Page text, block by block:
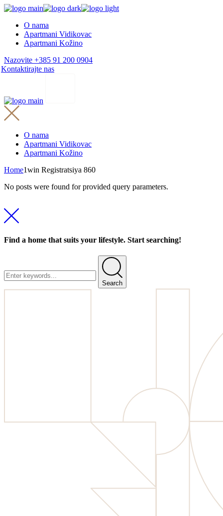
Skip
content
O nama
Apartmani Vidikovac
Apartmani Kožino
Nazovite +385 91 200 0904
Kontaktirajte nas
O nama
Apartmani Vidikovac
Apartmani Kožino
Home1win Registratsiya 860
No posts were found for provided query parameters.
Find a home that suits your lifestyle. Start searching!
Search